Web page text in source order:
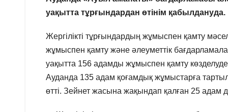
уақытта тұрғындардан өтінім қабылдануда.
Жергілікті тұрғындардың жұмыспен қамту
жұмыспен қамту және әлеуметтік
уақытта 156 адамды жұмыспен қамту
Ауданда 135 адам қоғамдық жұмыстарға
өтті. Зейнет жасына жақындап қалған 25 адам